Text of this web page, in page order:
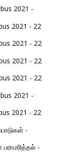
2021 -
2021 - 22
2021 - 22
2021 - 22
2021 - 22
2021 -
2021 - 22
-
-